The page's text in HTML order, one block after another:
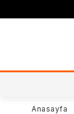
Anasayfa